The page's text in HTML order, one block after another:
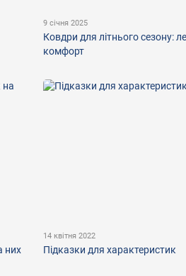
9 січня 2025
Ковдри для літнього сезону:
комфорт
них
14 квітня 2022
Підказки для характеристик